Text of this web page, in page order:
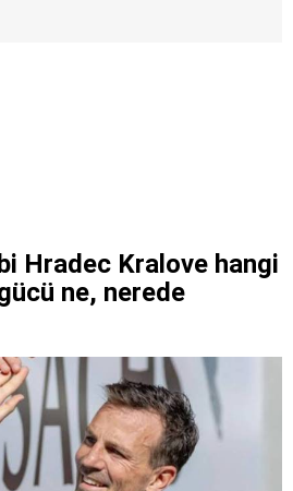
Hradec Kralove hangi
ne, nerede